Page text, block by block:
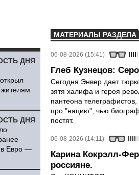
ДНЯ
ДНЯ
Евро —
МАТЕРИАЛЫ РАЗДЕЛА
06-08-2026 (15:41)
Глеб Кузнецов:
Сегодня Энвер дает
зятя халифа и героя
пантеона
про "нацию", чью
постят.
06-08-2026 (14:11)
Карина Кокрэлл-
россияне.